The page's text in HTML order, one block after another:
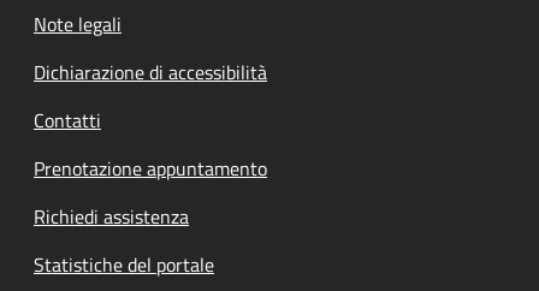
Note legali
Dichiarazione di accessibilità
Contatti
Prenotazione appuntamento
Richiedi assistenza
Statistiche del portale